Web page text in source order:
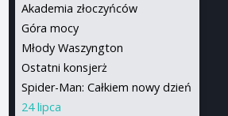
Akademia złoczyńców
Góra mocy
Młody Waszyngton
Ostatni konsjerż
Spider-Man: Całkiem nowy dzień
24 lipca